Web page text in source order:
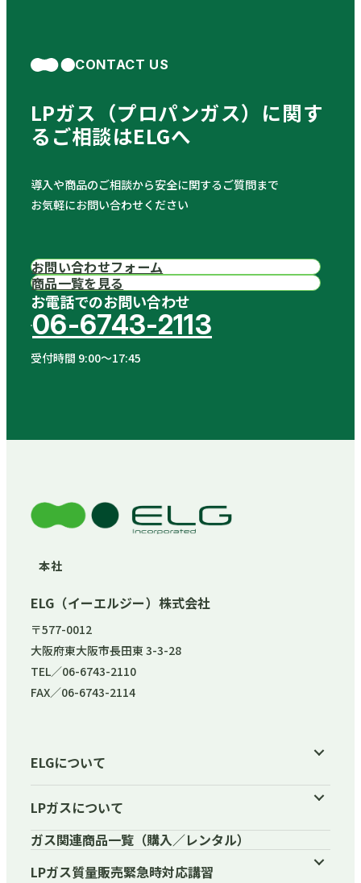
CONTACT US
LPガス（プロパンガス）に関す
る ご相談はELGへ
導入や商品のご相談から安全に関するご質問まで
お気軽にお問い合わせください
お電話でのお問い合わせ
06-6743-2113
受付時間 9:00〜17:45
お問い合わせフォーム
商品一覧を見る
本社
ELG（イーエルジー）株式会社
〒577-0012
大阪府東大阪市長田東 3-3-28
TEL／06-6743-2110
FAX／06-6743-2114
ELGについて
LPガスについて
ガス関連商品一覧（購入／レンタル）
LPガス質量販売緊急時対応講習